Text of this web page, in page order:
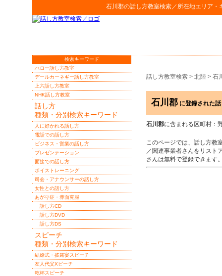
石川郡の話し方教室検索／所在地エリア・
話し方教室検索 > 北陸 > 石
石川郡 に登録された
石川郡に含まれる区町村：
このページでは、話し方教
／関連事業者さんをリスト
さんは無料で登録できます
検索キーワード
ハロー話し方教室
デールカーネギー話し方教室
上六話し方教室
NHK話し方教室
話し方
種類・分別検索キーワード
人に好かれる話し方
電話での話し方
ビジネス・営業の話し方
プレゼンテーション
面接での話し方
ボイストレーニング
司会・アナウンサーの話し方
女性との話し方
あがり症・赤面克服
話し方CD
話し方DVD
話し方DS
スピーチ
種類・分別検索キーワード
結婚式・披露宴スピーチ
友人代父Xピーチ
乾杯スピーチ